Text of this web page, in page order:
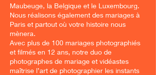
Maubeuge, la Belgique et le Luxembourg.
Nous réalisons également des mariages à
Paris et partout où votre histoire nous
mènera.
Avec plus de 100 mariages photographiés
et filmés en 12 ans, notre duo de
photographes de mariage et vidéastes
maîtrise l’art de photographier les instants